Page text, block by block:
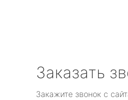
Заказать
Закажите звонок с